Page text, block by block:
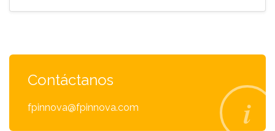
Contáctanos
fpinnova@fpinnova.com